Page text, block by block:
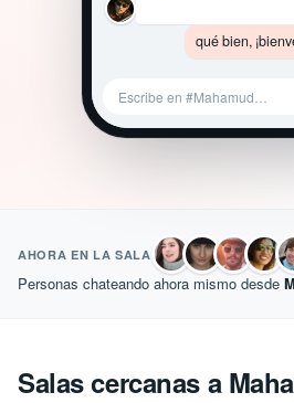
qué bien,
Escribe en #Mahamud…
AHORA EN LA SALA
Personas chateando ahora mismo desde
Salas cercanas a